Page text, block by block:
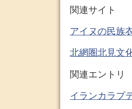
関連サイト
アイヌの民族
北網圏北見文
関連エントリ
イランカラプ